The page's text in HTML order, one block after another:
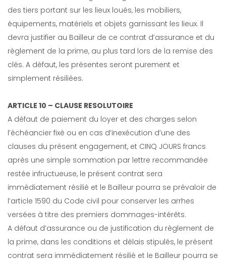
des tiers portant sur les lieux loués, les mobiliers,
équipements, matériels et objets garnissant les lieux. Il
devra justifier au Bailleur de ce contrat d’assurance et du
règlement de la prime, au plus tard lors de la remise des
clés. A défaut, les présentes seront purement et
simplement résiliées.
ARTICLE 10 – CLAUSE RESOLUTOIRE
A défaut de paiement du loyer et des charges selon
l’échéancier fixé ou en cas d’inexécution d’une des
clauses du présent engagement, et CINQ JOURS francs
après une simple sommation par lettre recommandée
restée infructueuse, le présent contrat sera
immédiatement résilié et le Bailleur pourra se prévaloir de
l’article 1590 du Code civil pour conserver les arrhes
versées à titre des premiers dommages-intérêts.
A défaut d’assurance ou de justification du règlement de
la prime, dans les conditions et délais stipulés, le présent
contrat sera immédiatement résilié et le Bailleur pourra se